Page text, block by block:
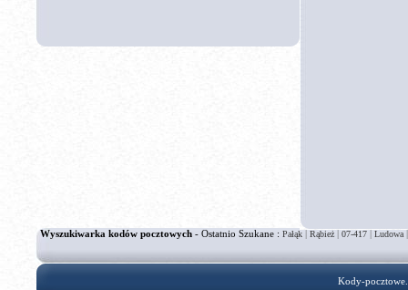
Wyszukiwarka kodów pocztowych - Ostatnio Szukane : Pałąk|Rąbież|07-417|Ludowa
Kody-